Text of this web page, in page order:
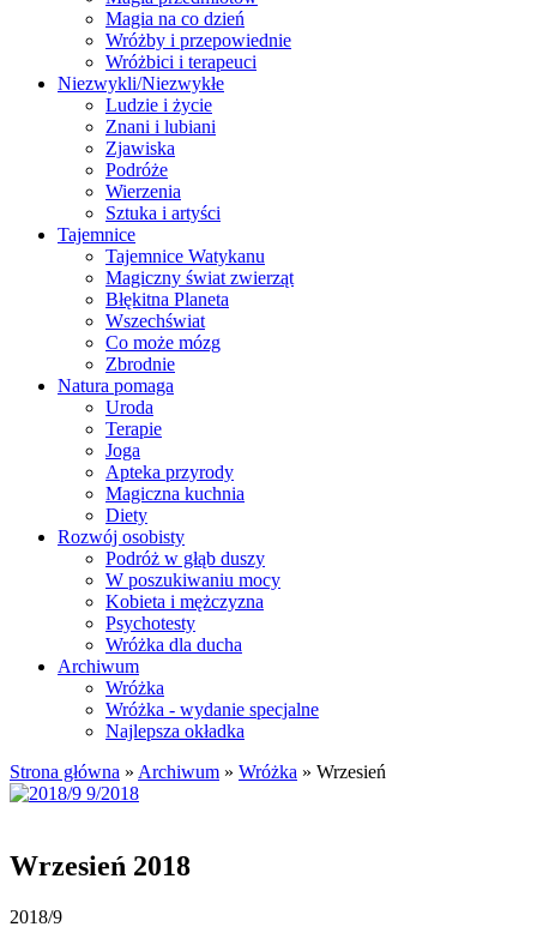
Magia na co dzień
Wróżby i przepowiednie
Wróżbici i terapeuci
Niezwykli/Niezwykłe
Ludzie i życie
Znani i lubiani
Zjawiska
Podróże
Wierzenia
Sztuka i artyści
Tajemnice
Tajemnice Watykanu
Magiczny świat zwierząt
Błękitna Planeta
Wszechświat
Co może mózg
Zbrodnie
Natura pomaga
Uroda
Terapie
Joga
Apteka przyrody
Magiczna kuchnia
Diety
Rozwój osobisty
Podróż w głąb duszy
W poszukiwaniu mocy
Kobieta i mężczyzna
Psychotesty
Wróżka dla ducha
Archiwum
Wróżka
Wróżka - wydanie specjalne
Najlepsza okładka
Strona główna » Archiwum » Wróżka » Wrzesień
Wrzesień 2018
2018/9